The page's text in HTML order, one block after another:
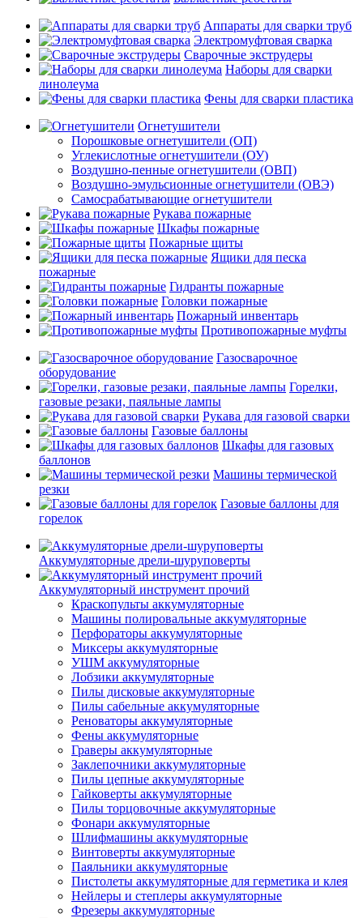
Аппараты для сварки труб
Электромуфтовая сварка
Сварочные экструдеры
Наборы для сварки
линолеума
Фены для сварки пластика
Огнетушители
Порошковые огнетушители (ОП)
Углекислотные огнетушители (ОУ)
Воздушно-пенные огнетушители (ОВП)
Воздушно-эмульсионные огнетушители (ОВЭ)
Самосрабатывающие огнетушители
Рукава пожарные
Шкафы пожарные
Пожарные щиты
Ящики для песка
пожарные
Гидранты пожарные
Головки пожарные
Пожарный инвентарь
Противопожарные муфты
Газосварочное
оборудование
Горелки,
газовые резаки, паяльные лампы
Рукава для газовой сварки
Газовые баллоны
Шкафы для газовых
баллонов
Машины термической
резки
Газовые баллоны для
горелок
Аккумуляторные дрели-шуруповерты
Аккумуляторный инструмент прочий
Краскопульты аккумуляторные
Машины полировальные аккумуляторные
Перфораторы аккумуляторные
Миксеры аккумуляторные
УШМ аккумуляторные
Лобзики аккумуляторные
Пилы дисковые аккумуляторные
Пилы сабельные аккумуляторные
Реноваторы аккумуляторные
Фены аккумуляторные
Граверы аккумуляторные
Заклепочники аккумуляторные
Пилы цепные аккумуляторные
Гайковерты аккумуляторные
Пилы торцовочные аккумуляторные
Фонари аккумуляторные
Шлифмашины аккумуляторные
Винтоверты аккумуляторные
Паяльники аккумуляторные
Пистолеты аккумуляторные для герметика и клея
Нейлеры и степлеры аккумуляторные
Фрезеры аккумуляторные